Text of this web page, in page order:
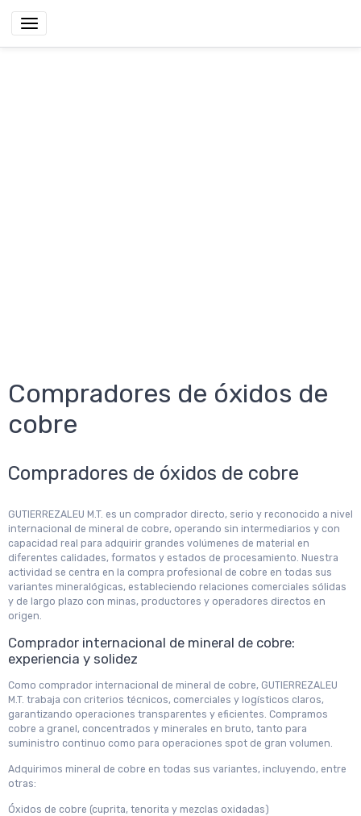
Compradores de óxidos de
cobre
Compradores de óxidos de cobre
GUTIERREZALEU M.T. es un comprador directo, serio y reconocido a nivel
internacional de mineral de cobre, operando sin intermediarios y con
capacidad real para adquirir grandes volúmenes de material en
diferentes calidades, formatos y estados de procesamiento. Nuestra
actividad se centra en la compra profesional de cobre en todas sus
variantes mineralógicas, estableciendo relaciones comerciales sólidas
y de largo plazo con minas, productores y operadores directos en
origen.
Comprador internacional de mineral de cobre:
experiencia y solidez
Como comprador internacional de mineral de cobre, GUTIERREZALEU
M.T. trabaja con criterios técnicos, comerciales y logísticos claros,
garantizando operaciones transparentes y eficientes. Compramos
cobre a granel, concentrados y minerales en bruto, tanto para
suministro continuo como para operaciones spot de gran volumen.
Adquirimos mineral de cobre en todas sus variantes, incluyendo, entre
otras:
Óxidos de cobre (cuprita, tenorita y mezclas oxidadas)